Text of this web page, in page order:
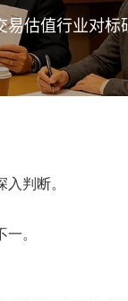
易估值行业对标
判断。
。